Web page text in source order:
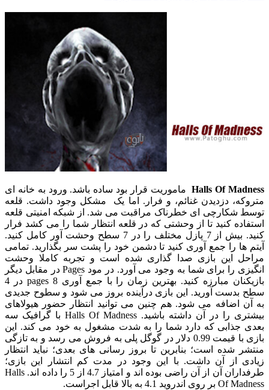
Halls Of Madnessماموریت قرار بود ساده باشد. ورود به خانه ای
متروکه، دزدیدن غنائم، و فرار. اما یک مشکل وجود داشت. قلعه
توسط شکارچی ای خطرناک مراقبت می شد. از شبکه امنیتی قلعه
استفاده کنید تا از وحشتی که در قلعه انتظار شما را می کشد فرار
کنید. بیش از 7 پازل مختلف را در 7 سطح وحشت آور کامل کنید.
آیتم ها را جمع آوری کنید تا دشمن خود را پشت سر بگذارید. تمامی
مراحل این بازی صدا گذاری شده است و تجربه کاملا وحشت
انگیزی را برای شما به وجود می آورد. در مود Pages در مقابل دیگر
بازیکنان مبارزه کنید. بهترین زمان را با جمع آوری 8 pages در 4
سطح بدست آورید. این بازی درآینده بروز می شود و سطوح جدیدی
به آن اضافه می شود. هم چنین می توانید انتظار حضور هیولاهای
بیشتری را در آن داشته باشید. Halls Of Madness با گرافیک سه
بعدی جذابی که دارد شما را به شدت مشغول به خود می کند. این
بازی با قیمت 0.99 دلار در گوگل پلی به فروش می رسد و به تازگی
منتشر شده است؛ بنابرین تا بروز رسانی های بعدی؛ نباید انتظار
زیادی از آن داشت. با این وجود در مدت کم انتشار این بازی؛
طرفداران آن از آن راضی بوده اند و امتیاز 4.7 از 5 را داده اند. Halls
Of Madness بر روی اندروید 4.1 به بالا قابل اجراست.